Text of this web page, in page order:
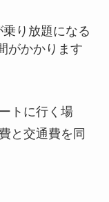
り放題になる
がかかります
トに行く場
と交通費を同